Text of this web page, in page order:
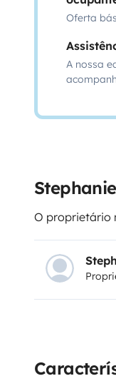
Oferta
A nossa
O proprietário